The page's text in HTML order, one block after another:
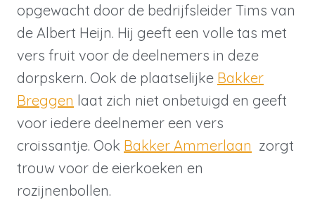
opgewacht door de bedrijfsleider Tims van
de Albert Heijn. Hij geeft een volle tas met
vers fruit voor de deelnemers in deze
dorpskern. Ook de plaatselijke Bakker
Breggen laat zich niet onbetuigd en geeft
voor iedere deelnemer een vers
croissantje. Ook Bakker Ammerlaan zorgt
trouw voor de eierkoeken en
rozijnenbollen.